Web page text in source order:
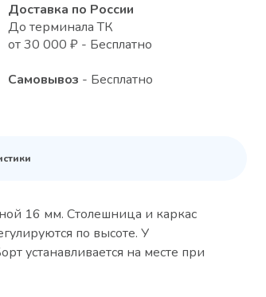
Доставка по России
До терминала ТК
от 30 000 ₽ - Бесплатно
Самовывоз - Бесплатно
16 мм. Столешница и каркас
по высоте. У
устанавливается на месте при